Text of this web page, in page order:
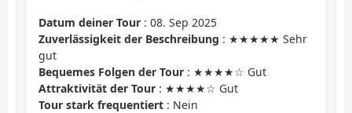
Datum deiner Tour : 08. Sep 2025
Zuverlässigkeit der Beschreibung : ★★★★★ Sehr
gut
Bequemes Folgen der Tour : ★★★★☆ Gut
Attraktivität der Tour : ★★★★☆ Gut
Tour stark frequentiert : Nein